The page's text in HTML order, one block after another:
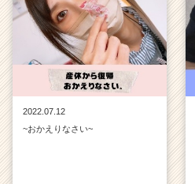
2022.07.12
~おかえりなさい~